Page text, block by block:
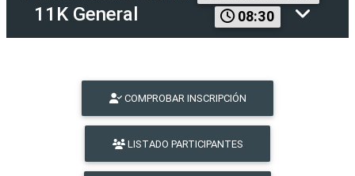
11K General
08:30
COMPROBAR INSCRIPCIÓN
LISTADO PARTICIPANTES